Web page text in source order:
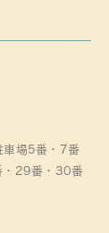
車場5番・7番
・29番・30番